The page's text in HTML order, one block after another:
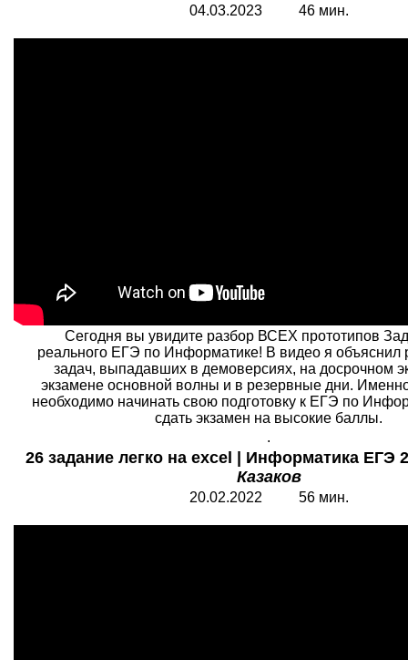
04.03.2023 46мин.
Сегодня вы увидите разбор ВСЕХ прототипов
реального ЕГЭ по Информатике! В видео я объяснил
задач, выпадавших в демоверсиях, на досрочном
экзамене основной волны и в резервные дни.
необходимо начинать свою подготовку к ЕГЭ по
сдать экзамен на высокие баллы.
.
26 задание легко на excel | Информатика ЕГЭ
Казаков
20.02.2022 56мин.